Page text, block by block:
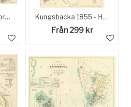
Kungälv 1855 - Historisk Karta Kungsbacka 1855 - Historisk Karta
Från 299 kr